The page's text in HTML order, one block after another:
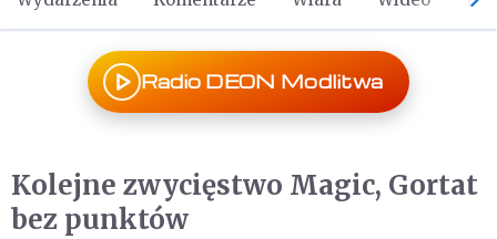
Radio DEON Modlitwa
Kolejne zwycięstwo Magic, Gortat
bez punktów